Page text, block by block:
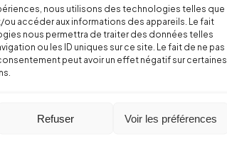
nous utilisons des technologies telles que
accéder aux informations des appareils. Le fait
nous permettra de traiter des données telles
ou les ID uniques sur ce site. Le fait de ne pas
peut avoir un effet négatif sur certaines
Refuser Voir les préférences